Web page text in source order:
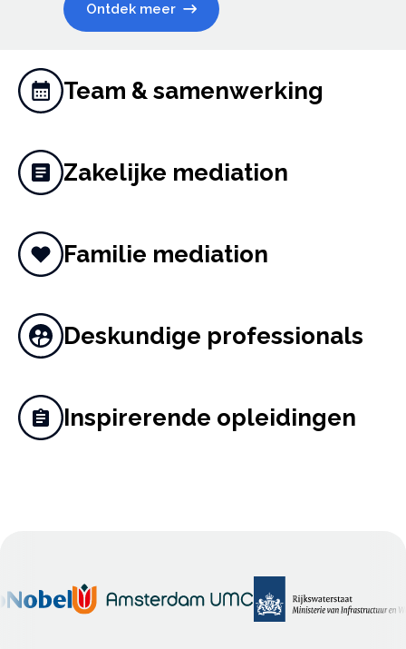
Ontdek meer
Team & samenwerking
Zakelijke mediation
Familie mediation
Deskundige professionals
Inspirerende opleidingen